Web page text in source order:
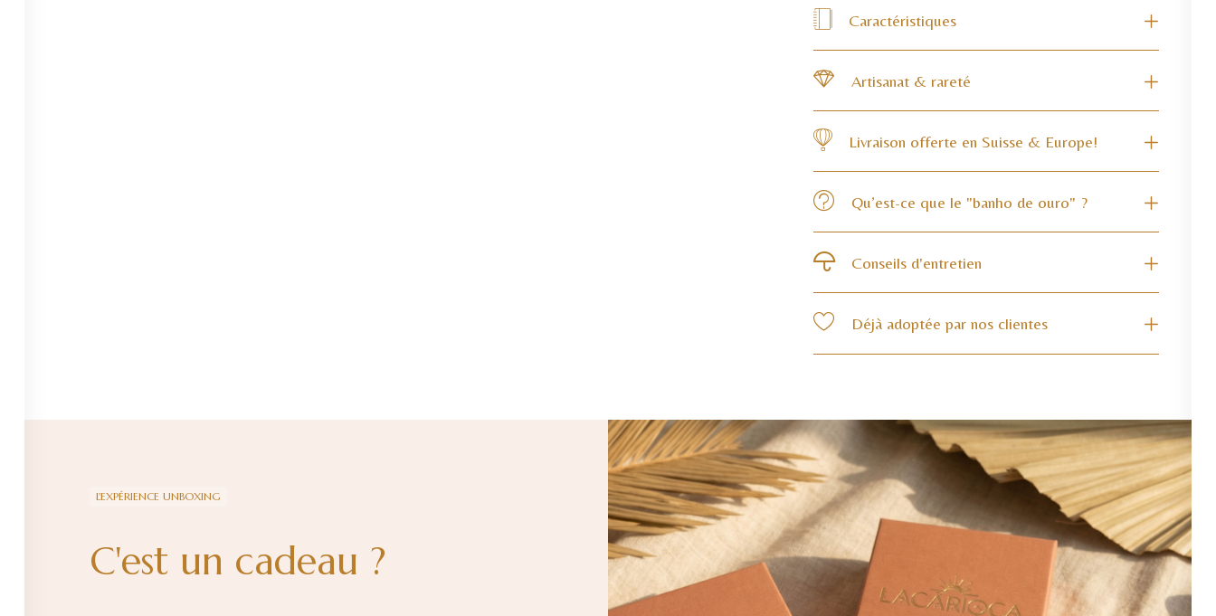
Caractéristiques
Artisanat & rareté
Livraison offerte en Suisse & Europe!
Qu’est-ce que le "banho de ouro" ?
Conseils d'entretien
Déjà adoptée par nos clientes
L'EXPÉRIENCE UNBOXING
C'est un cadeau ?